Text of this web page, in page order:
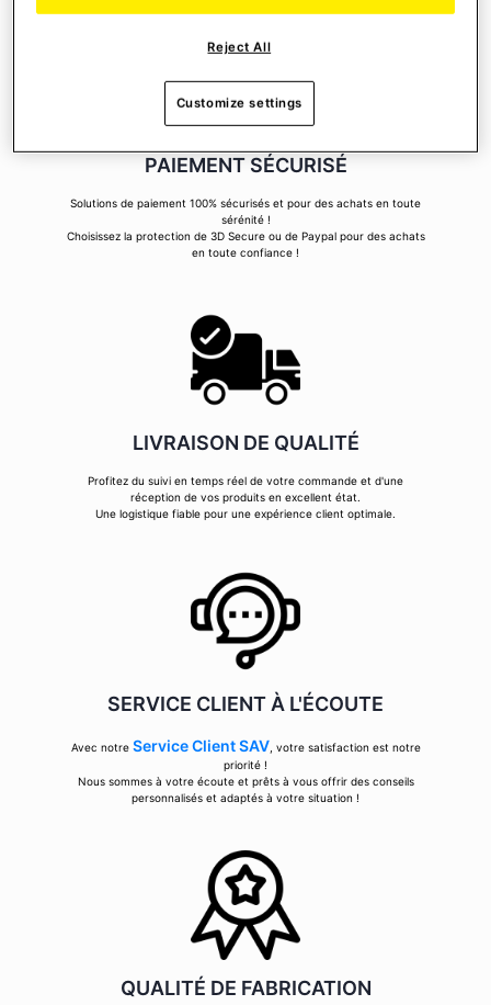
PAIEMENT SÉCURISÉ
Solutions de paiement 100% sécurisés et pour des achats en toute
sérénité !
Choisissez la protection de 3D Secure ou de Paypal pour des achats
en toute confiance !
LIVRAISON DE QUALITÉ
Profitez du suivi en temps réel de votre commande et d'une
réception de vos produits en excellent état.
Une logistique fiable pour une expérience client optimale.
SERVICE CLIENT À L'ÉCOUTE
Avec notre Service Client SAV, votre satisfaction est notre
priorité !
Nous sommes à votre écoute et prêts à vous offrir des conseils
personnalisés et adaptés à votre situation !
QUALITÉ DE FABRICATION
Reject All
Customize settings